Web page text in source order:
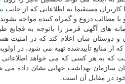
مستقیما به اطلاعاتی كه از جانب
با مطالب دروغ و گمراه كننده مواجه
های آگهی قرمز را باتوجه به فجایع
و دوستان شان اعلام كند كه در
از منابع تأییدشده تهیه می شود، در
كه به هر كسی كه می خواهد
سازمان بهداشت جهانی نشان داده
در مقابل آن است.